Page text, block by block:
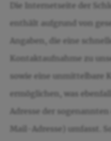
Die Internetseite der
enthält aufgrund von
Angaben, die eine
Kontaktaufnahme zu
sowie eine unmittelbare
ermöglichen, was
Adresse der
Mail-Adresse) umfasst.